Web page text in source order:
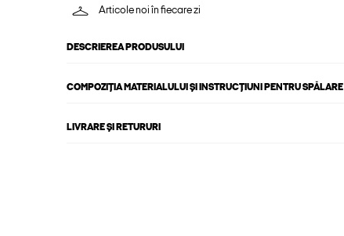
Articole noi în fiecare zi
DESCRIEREA PRODUSULUI
COMPOZIȚIA MATERIALULUI ȘI INSTRUCȚIUNI PENTRU SPĂLARE
LIVRARE ȘI RETURURI